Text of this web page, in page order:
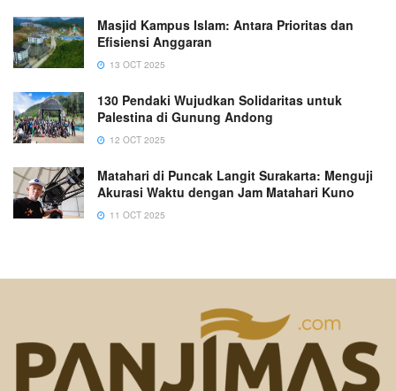
Masjid Kampus Islam: Antara Prioritas dan
Efisiensi Anggaran
13 OCT 2025
130 Pendaki Wujudkan Solidaritas untuk
Palestina di Gunung Andong
12 OCT 2025
Matahari di Puncak Langit Surakarta: Menguji
Akurasi Waktu dengan Jam Matahari Kuno
11 OCT 2025